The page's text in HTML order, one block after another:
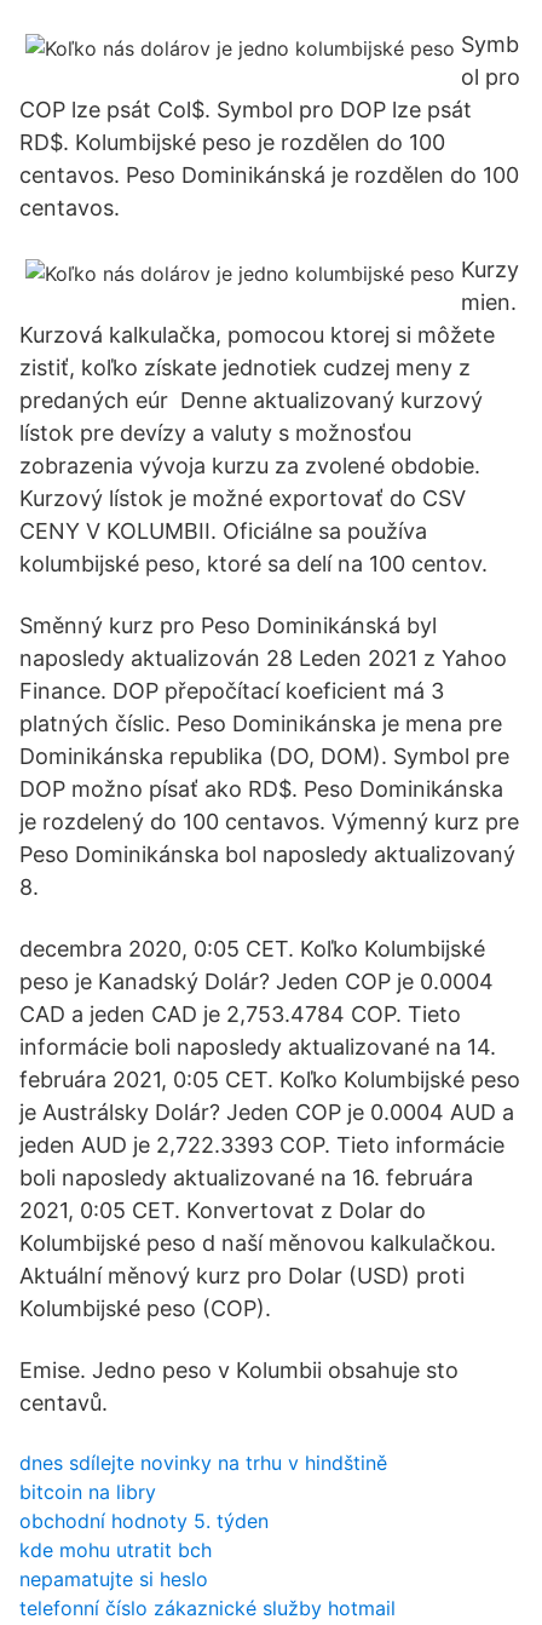
Symb
ol pro
COP lze psát Col$. Symbol pro DOP lze psát
RD$. Kolumbijské peso je rozdělen do 100
centavos. Peso Dominikánská je rozdělen do 100
centavos.
Kurzy
mien.
Kurzová kalkulačka, pomocou ktorej si môžete
zistiť, koľko získate jednotiek cudzej meny z
predaných eúr Denne aktualizovaný kurzový
lístok pre devízy a valuty s možnosťou
zobrazenia vývoja kurzu za zvolené obdobie.
Kurzový lístok je možné exportovať do CSV
CENY V KOLUMBII. Oficiálne sa používa
kolumbijské peso, ktoré sa delí na 100 centov.
Směnný kurz pro Peso Dominikánská byl
naposledy aktualizován 28 Leden 2021 z Yahoo
Finance. DOP přepočítací koeficient má 3
platných číslic. Peso Dominikánska je mena pre
Dominikánska republika (DO, DOM). Symbol pre
DOP možno písať ako RD$. Peso Dominikánska
je rozdelený do 100 centavos. Výmenný kurz pre
Peso Dominikánska bol naposledy aktualizovaný
8.
decembra 2020, 0:05 CET. Koľko Kolumbijské
peso je Kanadský Dolár? Jeden COP je 0.0004
CAD a jeden CAD je 2,753.4784 COP. Tieto
informácie boli naposledy aktualizované na 14.
februára 2021, 0:05 CET. Koľko Kolumbijské peso
je Austrálsky Dolár? Jeden COP je 0.0004 AUD a
jeden AUD je 2,722.3393 COP. Tieto informácie
boli naposledy aktualizované na 16. februára
2021, 0:05 CET. Konvertovat z Dolar do
Kolumbijské peso d naší měnovou kalkulačkou.
Aktuální měnový kurz pro Dolar (USD) proti
Kolumbijské peso (COP).
Emise. Jedno peso v Kolumbii obsahuje sto
centavů.
dnes sdílejte novinky na trhu v hindštině
bitcoin na libry
obchodní hodnoty 5. týden
kde mohu utratit bch
nepamatujte si heslo
telefonní číslo zákaznické služby hotmail